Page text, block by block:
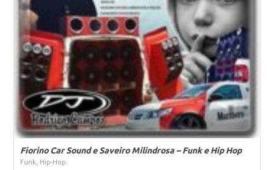
Fiorino Car Sound e Saveiro Milindrosa – Funk e Hip Hop
Funk, Hip-Hop